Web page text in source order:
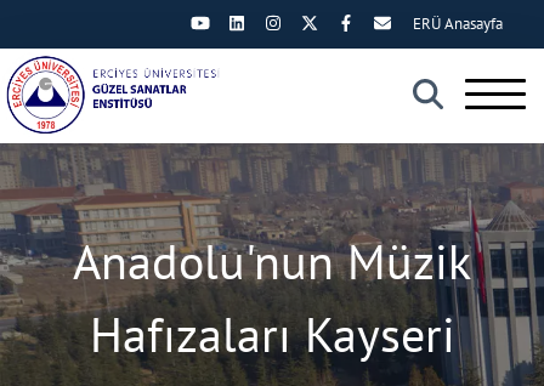
×
ERÜ Anasayfa
Anadolu'nun Müzik
Hafızaları Kayseri